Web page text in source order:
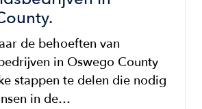
de behoeften van
in Oswego County
stappen te delen die nodig
in de…